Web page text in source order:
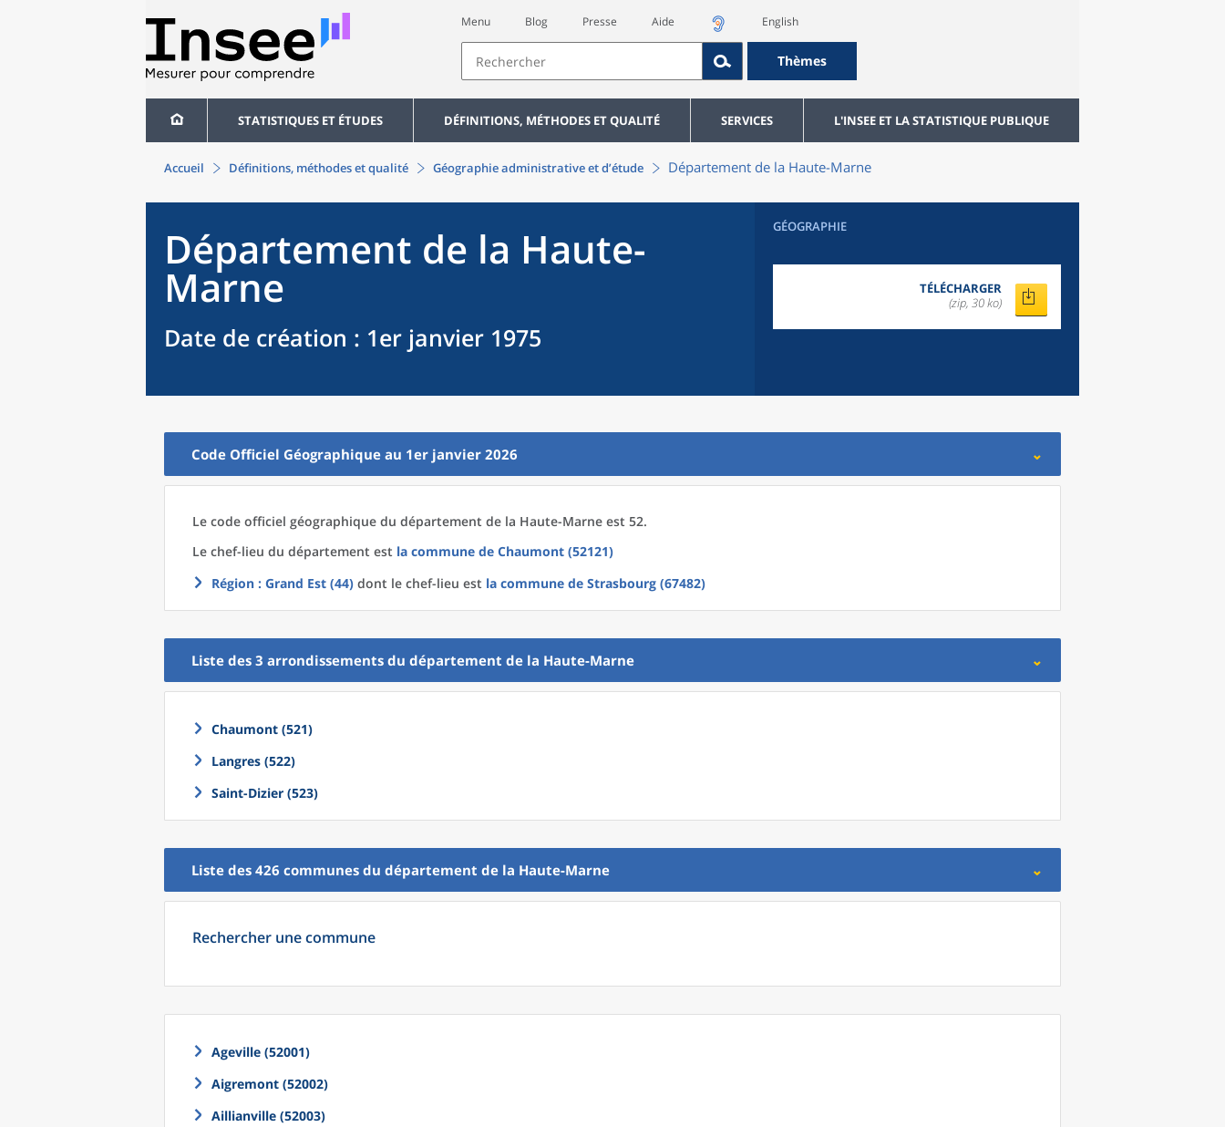
Menu Blog Presse Aide English
Thèmes
STATISTIQUES ET ÉTUDES DÉFINITIONS, MÉTHODES ET QUALITÉ SERVICES L'INSEE ET LA STATISTIQUE PUBLIQUE
Accueil Définitions, méthodes et qualité Géographie administrative et d’étude Département de la Haute-Marne
Département de la Haute-
Marne
Date de création : 1er janvier 1975
GÉOGRAPHIE
TÉLÉCHARGER
(zip, 30 ko)
Code Officiel Géographique au 1er janvier 2026
Le code officiel géographique du département de la Haute-Marne est 52.
Le chef-lieu du département est la commune de Chaumont (52121)
Région : Grand Est (44) dont le chef-lieu est la commune de Strasbourg (67482)
Liste des 3 arrondissements du département de la Haute-Marne
Chaumont (521)
Langres (522)
Saint-Dizier (523)
Liste des 426 communes du département de la Haute-Marne
Rechercher une commune
Ageville (52001)
Aigremont (52002)
Aillianville (52003)